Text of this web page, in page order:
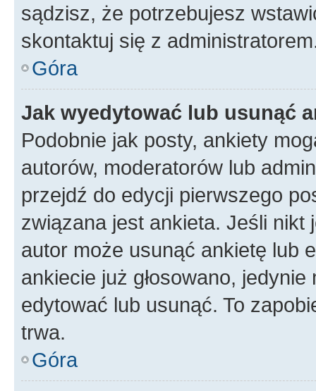
sądzisz, że potrzebujesz
skontaktuj się z
Góra
Jak wyedytować lub usunąć
Podobnie jak posty, ankiety
autorów, moderatorów lub
przejdź do edycji pierwszego
związana jest ankieta. Jeśli nikt
autor może usunąć ankietę lub
ankiecie już głosowano,
edytować lub usunąć. To
trwa.
Góra